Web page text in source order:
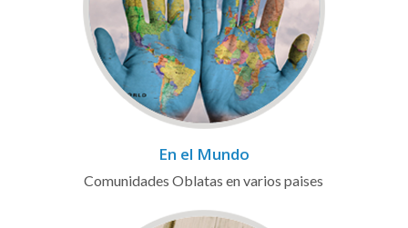
En el Mundo
Comunidades Oblatas en varios paises